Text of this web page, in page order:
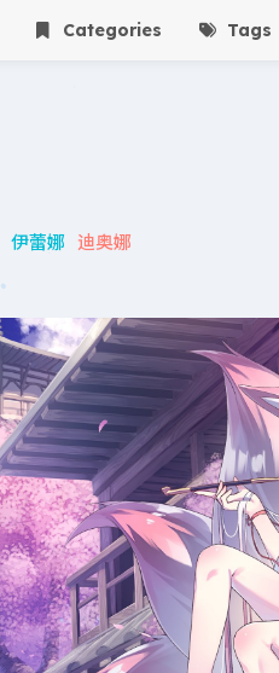
Categories Tags
伊蕾娜 迪奥娜